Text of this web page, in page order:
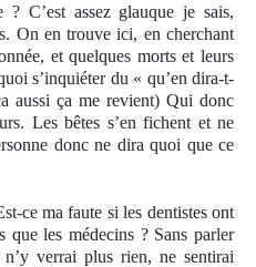
? C’est assez glauque je sais,
On en trouve ici, en cherchant
et quelques morts et leurs
s’inquiéter du « qu’en dira-t-
aussi ça me revient) Qui donc
Les bêtes s’en fichent et ne
donc ne dira quoi que ce
ce ma faute si les dentistes ont
que les médecins ? Sans parler
verrai plus rien, ne sentirai